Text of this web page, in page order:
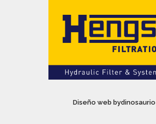
Diseño web bydinosaurio